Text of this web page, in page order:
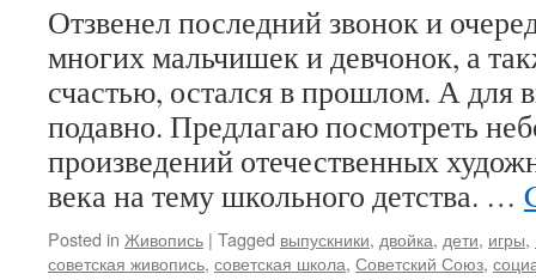
Отзвенел последний звонок и
многих мальчишек и девчонок, а
счастью, остался в прошлом. А для
подавно. Предлагаю посмотреть
произведений отечественных
века на тему школьного детства. …
Posted in Живопись | Tagged выпускники, двойка, дети, игры,
советская живопись, советская школа, Советский Союз,